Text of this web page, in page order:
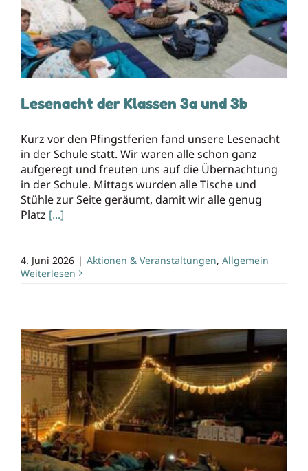
Kontakt
Lesenacht der Klassen 3a und 3b
Lesenacht der Klassen 3a und 3b
Kurz vor den Pfingstferien fand unsere Lesenacht
in der Schule statt. Wir waren alle schon ganz
aufgeregt und freuten uns auf die Übernachtung
in der Schule. Mittags wurden alle Tische und
Stühle zur Seite geräumt, damit wir alle genug
Platz [...]
4. Juni 2026 | Aktionen & Veranstaltungen, Allgemein
Weiterlesen
Lesen, Lachen, Lampen an!